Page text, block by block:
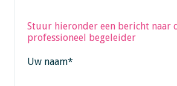
Stuur hieronder een bericht naar
professioneel begeleider
Uw naam*